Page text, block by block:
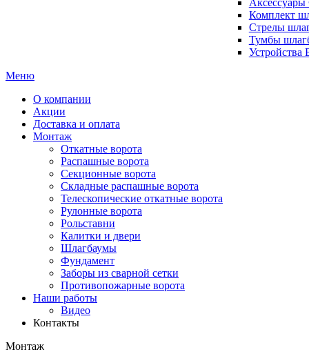
Комплект
Стрелы
Тумбы
Меню
О компании
Акции
Доставка и оплата
Монтаж
Откатные ворота
Распашные ворота
Секционные ворота
Складные распашные ворота
Телескопические откатные ворота
Рулонные ворота
Рольставни
Калитки и двери
Шлагбаумы
Фундамент
Заборы из сварной сетки
Противопожарные ворота
Наши работы
Видео
Контакты
Монтаж